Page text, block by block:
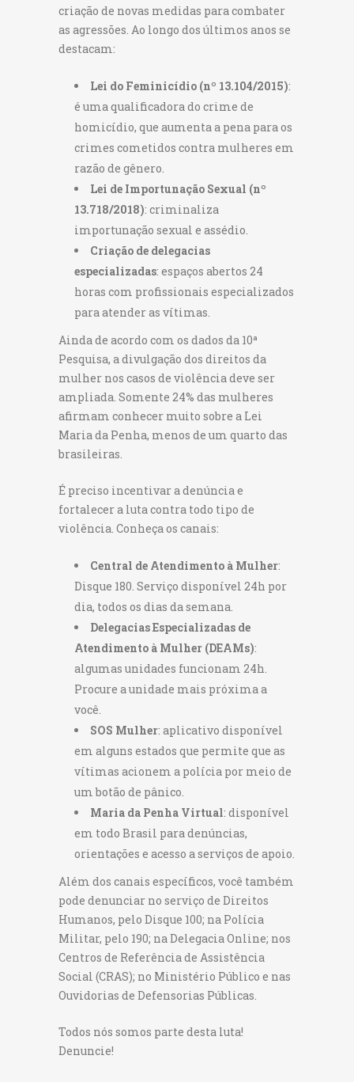
criação de novas medidas para combater
as agressões. Ao longo dos últimos anos se
destacam:
Lei do Feminicídio (nº 13.104/2015):
é uma qualificadora do crime de
homicídio, que aumenta a pena para os
crimes cometidos contra mulheres em
razão de gênero.
Lei de Importunação Sexual (nº
13.718/2018): criminaliza
importunação sexual e assédio.
Criação de delegacias
especializadas: espaços abertos 24
horas com profissionais especializados
para atender as vítimas.
Ainda de acordo com os dados da 10ª
Pesquisa, a divulgação dos direitos da
mulher nos casos de violência deve ser
ampliada. Somente 24% das mulheres
afirmam conhecer muito sobre a Lei
Maria da Penha, menos de um quarto das
brasileiras.
É preciso incentivar a denúncia e
fortalecer a luta contra todo tipo de
violência. Conheça os canais:
Central de Atendimento à Mulher:
Disque 180. Serviço disponível 24h por
dia, todos os dias da semana.
Delegacias Especializadas de
Atendimento à Mulher (DEAMs):
algumas unidades funcionam 24h.
Procure a unidade mais próxima a
você.
SOS Mulher: aplicativo disponível
em alguns estados que permite que as
vítimas acionem a polícia por meio de
um botão de pânico.
Maria da Penha Virtual: disponível
em todo Brasil para denúncias,
orientações e acesso a serviços de apoio.
Além dos canais específicos, você também
pode denunciar no serviço de Direitos
Humanos, pelo Disque 100; na Polícia
Militar, pelo 190; na Delegacia Online; nos
Centros de Referência de Assistência
Social (CRAS); no Ministério Público e nas
Ouvidorias de Defensorias Públicas.
Todos nós somos parte desta luta!
Denuncie!